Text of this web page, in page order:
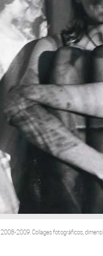
2008-2009. Collages fotográficos,